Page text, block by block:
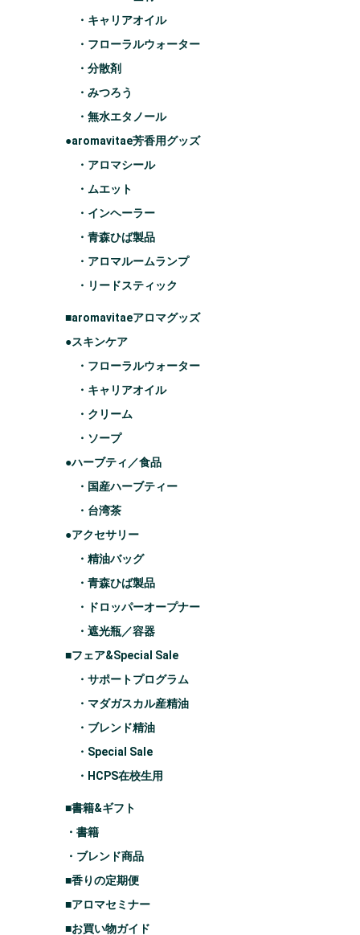
・キャリアオイル
・フローラルウォーター
・分散剤
・みつろう
・無水エタノール
●aromavitae芳香用グッズ
・アロマシール
・ムエット
・インヘーラー
・青森ひば製品
・アロマルームランプ
・リードスティック
■aromavitaeアロマグッズ
●スキンケア
・フローラルウォーター
・キャリアオイル
・クリーム
・ソープ
●ハーブティ／食品
・国産ハーブティー
・台湾茶
●アクセサリー
・精油バッグ
・青森ひば製品
・ドロッパーオープナー
・遮光瓶／容器
■フェア&Special Sale
・サポートプログラム
・マダガスカル産精油
・ブレンド精油
・Special Sale
・HCPS在校生用
■書籍&ギフト
・書籍
・ブレンド商品
■香りの定期便
■アロマセミナー
■お買い物ガイド